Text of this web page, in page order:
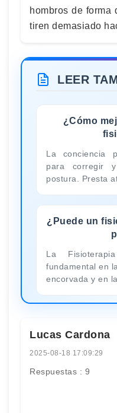
hombros de forma
tiren demasiado
LEER
¿Cómo
La conciencia
para corregir
postura. Presta
¿Puede un
La
fundamental en
encorvada y en
Lucas Cardona
2025-08-18 17:09:29
Respuestas : 9